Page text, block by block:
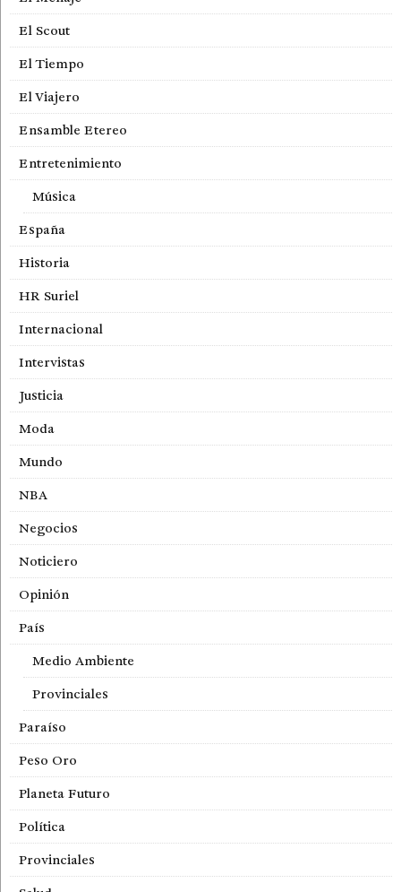
El Scout
El Tiempo
El Viajero
Ensamble Etereo
Entretenimiento
Música
España
Historia
HR Suriel
Internacional
Intervistas
Justicia
Moda
Mundo
NBA
Negocios
Noticiero
Opinión
País
Medio Ambiente
Provinciales
Paraíso
Peso Oro
Planeta Futuro
Política
Provinciales